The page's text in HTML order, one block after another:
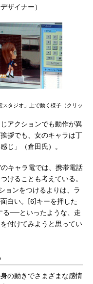
ザイナー）
タジオ」上で動く様子（クリッ
アクションでも動作が異
拶でも、女のキャラは丁
じ」（倉田氏）。
キャラ電では、携帯電話
けることも考えている。
ョンをつけるよりは、ラ
白い。[6]キーを押した
る──といったような、走
付けてみようと思ってい
の動きでさまざまな感情